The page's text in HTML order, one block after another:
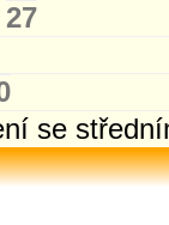
27
se